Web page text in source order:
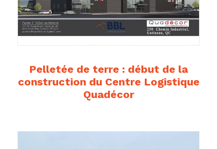
Pelletée de terre : début de la
construction du Centre Logistique
Quadécor